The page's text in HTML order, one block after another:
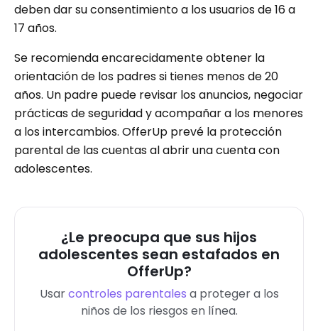
deben dar su consentimiento a los usuarios de 16 a
17 años.
Se recomienda encarecidamente obtener la
orientación de los padres si tienes menos de 20
años. Un padre puede revisar los anuncios, negociar
prácticas de seguridad y acompañar a los menores
a los intercambios. OfferUp prevé la protección
parental de las cuentas al abrir una cuenta con
adolescentes.
¿Le preocupa que sus hijos
adolescentes sean estafados en
OfferUp?
Usarcontroles parentales aproteger a los
niños de los riesgos en línea.